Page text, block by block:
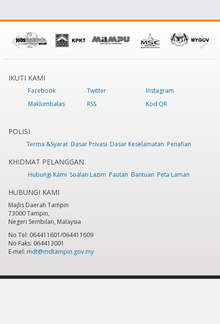
IKUTI KAMI
Facebook Twitter
Instagram
Maklumbalas
RSS Kod QR
POLISI
Terma &Syarat Dasar Privasi Dasar Keselamatan Penafian
KHIDMAT PELANGGAN
Hubungi Kami Soalan Lazim Pautan Bantuan Peta Laman
HUBUNGI KAMI
Majlis Daerah Tampin
73000 Tampin,
Negeri Sembilan, Malaysia
No Tel: 064411601/064411609
No Faks: 064413001
E-mel: mdt@mdtampin.gov.my